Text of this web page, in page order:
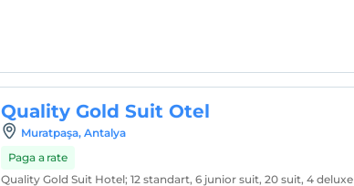
Quality Gold Suit Otel
Muratpaşa, Antalya
Paga a rate
Quality Gold Suit Hotel; 12 standart, 6 junior suit, 20 suit, 4 deluxe